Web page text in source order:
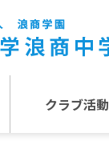
クラブ活動